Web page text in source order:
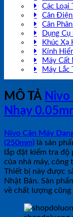
Các Loại
Cân
Cân
Dụng
Khúc Xạ
Kính
Máy Cất
Máy Lắc
MÔ TẢ
Nhạy
Nivo Cân Máy
(250mm) là sản
lắp đặt kiểm tra độ
của nhà máy, công
Thiết bị này được
Nhật Bản. Sản
về chất lượng